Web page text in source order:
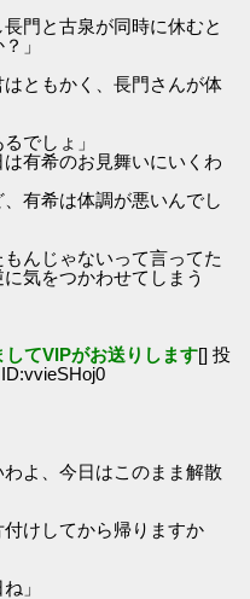
門と古泉が同時に休むと
」
ともかく、長門さんが体
でしょ」
有希のお見舞いにいくわ
有希は体調が悪いんでし
んじゃないって言ってた
気をつかわせてしまう
してVIPがお送りします[] 投
よ、今日はこのまま解散
けしてから帰りますか
」